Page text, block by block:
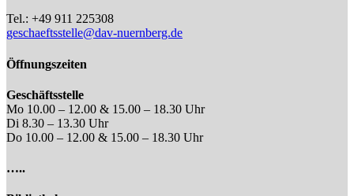
Tel.: +49 911 225308
geschaeftsstelle@dav-nuernberg.de
Öffnungszeiten
Geschäftsstelle
Mo 10.00 – 12.00 & 15.00 – 18.30 Uhr
Di 8.30 – 13.30 Uhr
Do 10.00 – 12.00 & 15.00 – 18.30 Uhr
…..